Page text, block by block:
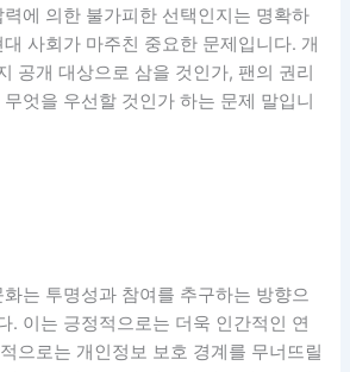
에 의한 불가피한 선택인지는 명확하
사회가 마주친 중요한 문제입니다. 개
공개 대상으로 삼을 것인가, 팬의 권리
엇을 우선할 것인가 하는 문제 말입니
는 투명성과 참여를 추구하는 방향으
. 이는 긍정적으로는 더욱 인간적인 연
으로는 개인정보 보호 경계를 무너뜨릴